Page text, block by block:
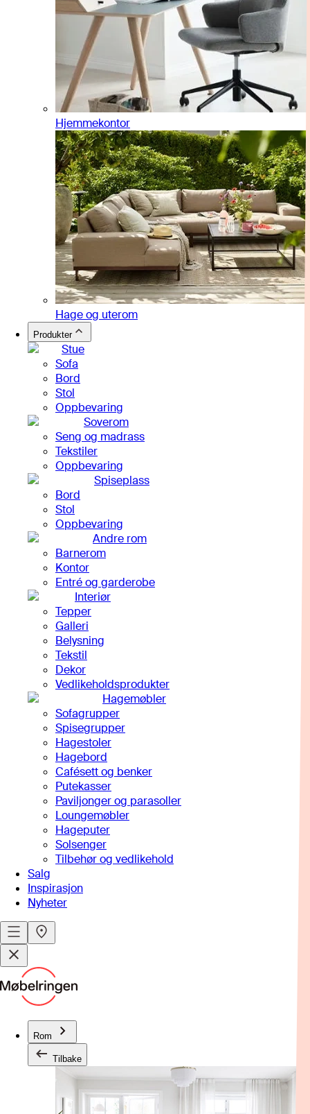
Hjemmekontor
Hage og uterom
Produkter
Stue
Sofa
Bord
Stol
Oppbevaring
Soverom
Seng og madrass
Tekstiler
Oppbevaring
Spiseplass
Bord
Stol
Oppbevaring
Andre rom
Barnerom
Kontor
Entré og garderobe
Interiør
Tepper
Galleri
Belysning
Tekstil
Dekor
Vedlikeholdsprodukter
Hagemøbler
Sofagrupper
Spisegrupper
Hagestoler
Hagebord
Cafésett og benker
Putekasser
Paviljonger og parasoller
Loungemøbler
Hageputer
Solsenger
Tilbehør og vedlikehold
Salg
Inspirasjon
Nyheter
Rom
Tilbake